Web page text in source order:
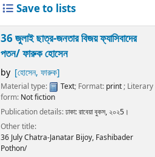
Save to lists
36 জুলাই ছাত্র-জনতার বিজয় ফ্যাসিবাদের
পতন/ফারুক হোসেন
by [হোসেন, ফারুক]
Material type: Text; Format: print; Literary
form: Not fiction
Publication details:ঢাকা:রাবেয়া বুকস,২০২5।
Other title:
36 July Chatra-Janatar Bijoy, Fashibader
Pothon/